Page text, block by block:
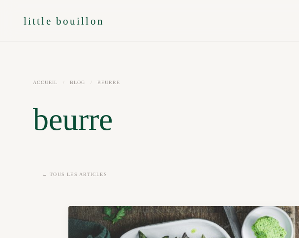
little bouillon
ACCUEIL / BLOG / BEURRE
beurre
← TOUS LES ARTICLES